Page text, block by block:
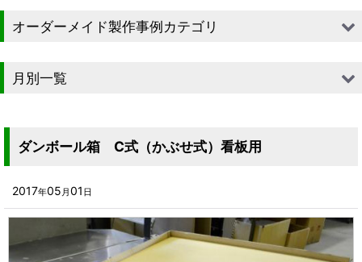
ダンボール箱 C式（かぶせ式）看板用
2017年05 月01 日
オーダーメイド製作事例カテゴリ
■段ボール（箱以外）
■組箱
■その他箱・ケース
■袋
■ウレタン・スポンジ
月別一覧
2025年
2023年
2022年